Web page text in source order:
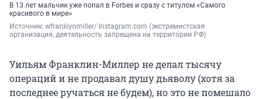
В 13 лет мальчик уже попал в Forbes и сразу с титулом «Самого
красивого в мире»
Источник: wfranklynmiller/ Instagram.com (экстремистская
организация, деятельность запрещена на территории РФ)
Уильям Франклин-Миллер не делал тысячу
операций и не продавал душу дьяволу (хотя за
последнее ручаться не будем), но это не помешало